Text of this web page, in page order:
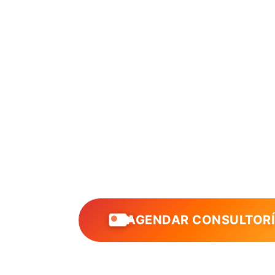
AGENDAR